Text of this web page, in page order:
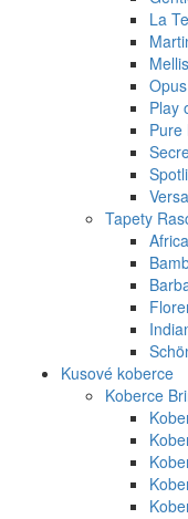
La
Play
Tapety
Kusové koberce
Koberce